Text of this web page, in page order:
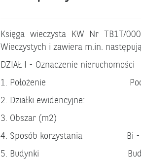
Księga wieczysta KW Nr TB1T/
Wieczystych i zawiera m.in.
DZIAŁ I - Oznaczenie nieruchomości
1. Położenie Podkarpackie,
2. Działki
3. Obszar (m2)
4. Sposób korzystania Bi -
5. Budynki Budynek